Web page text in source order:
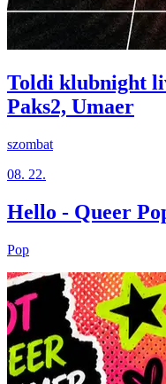
Toldi klubnight
Paks2, Umaer
szombat
08. 22.
Hello - Queer
Pop